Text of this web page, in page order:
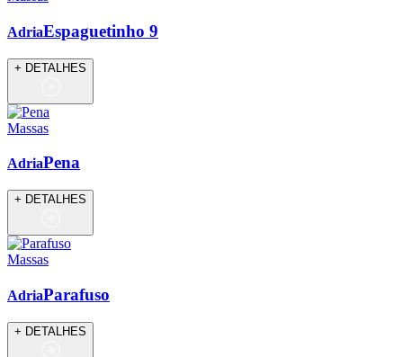
AdriaEspaguetinho 9
+ DETALHES
Massas
AdriaPena
+ DETALHES
Massas
AdriaParafuso
+ DETALHES